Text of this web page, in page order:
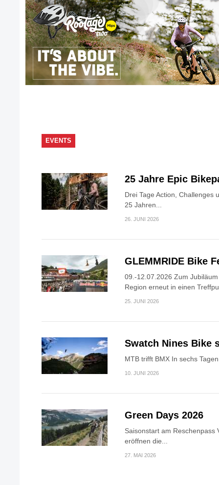
EVENTS
25 Jahre Epic
Drei Tage Action, Challenges
25 Jahren...
26. JUNI 2026
GLEMMRIDE Bike
09.-12.07.2026 Zum
Region erneut in einen
25. JUNI 2026
Swatch Nines Bike
MTB trifft BMX In sechs
10. JUNI 2026
Green Days 2026
Saisonstart am Reschenpass
eröffnen die...
27. MAI 2026